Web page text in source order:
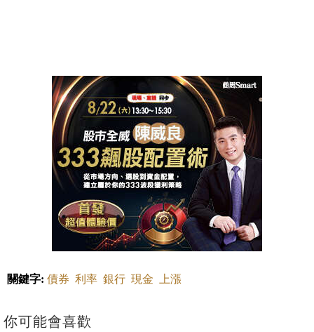
關鍵字: 債券 利率 銀行 現金 上漲
你可能會喜歡